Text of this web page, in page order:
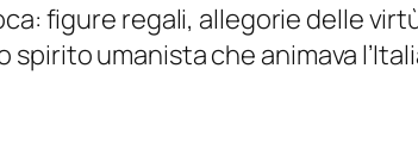
figure regali, allegorie delle
umanista che animava